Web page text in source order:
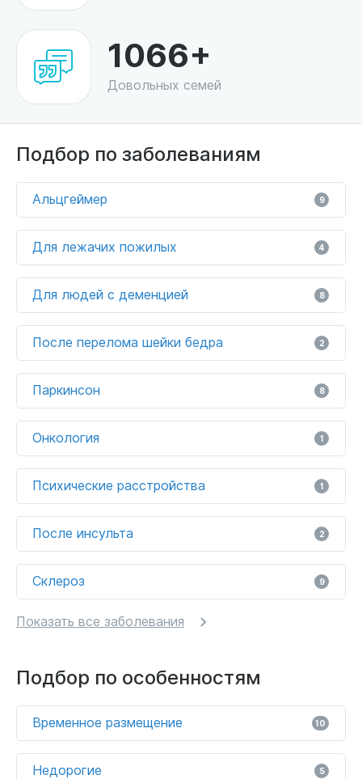
1066+
Довольных семей
Подбор по заболеваниям
Альцгеймер 9
Для лежачих пожилых 4
Для людей с деменцией 8
После перелома шейки бедра 2
Паркинсон 8
Онкология 1
Психические расстройства 1
После инсульта 2
Склероз 9
Показать все заболевания
Подбор по особенностям
Временное размещение 10
Недорогие 5